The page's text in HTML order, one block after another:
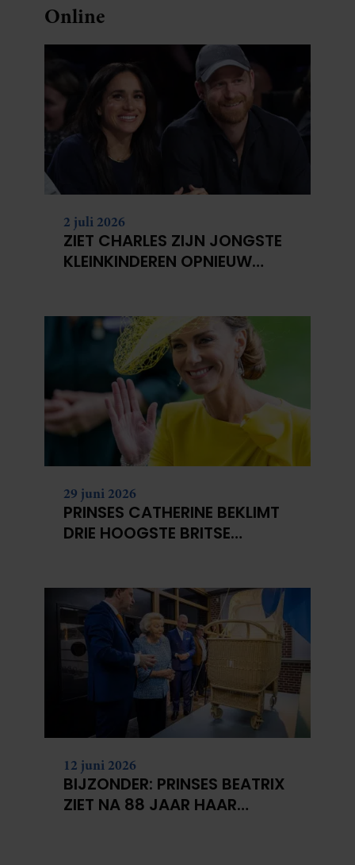
Online
2 juli 2026
ZIET CHARLES ZIJN JONGSTE
KLEINKINDEREN OPNIEUW
29 juni 2026
PRINSES CATHERINE BEKLIMT
DRIE HOOGSTE BRITSE
12 juni 2026
BIJZONDER: PRINSES BEATRIX
ZIET NA 88 JAAR HAAR